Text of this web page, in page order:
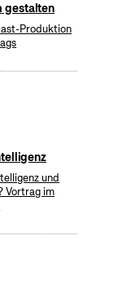
gestalten
Produktion
und
Vortrag im